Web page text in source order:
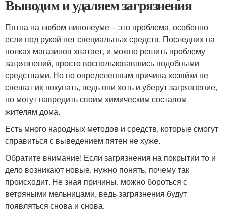
Выводим и удаляем загрязнения
Пятна на любом линолеуме – это проблема, особенно
если под рукой нет специальных средств. Последних на
полках магазинов хватает, и можно решить проблему
загрязнений, просто воспользовавшись подобными
средствами. Но по определенным причина хозяйки не
спешат их покупать, ведь они хоть и уберут загрязнение,
но могут навредить своим химическим составом
жителям дома.
Есть много народных методов и средств, которые смогут
справиться с выведением пятен не хуже.
Обратите внимание! Если загрязнения на покрытии то и
дело возникают новые, нужно понять, почему так
происходит. Не зная причины, можно бороться с
ветряными мельницами, ведь загрязнения будут
появляться снова и снова.